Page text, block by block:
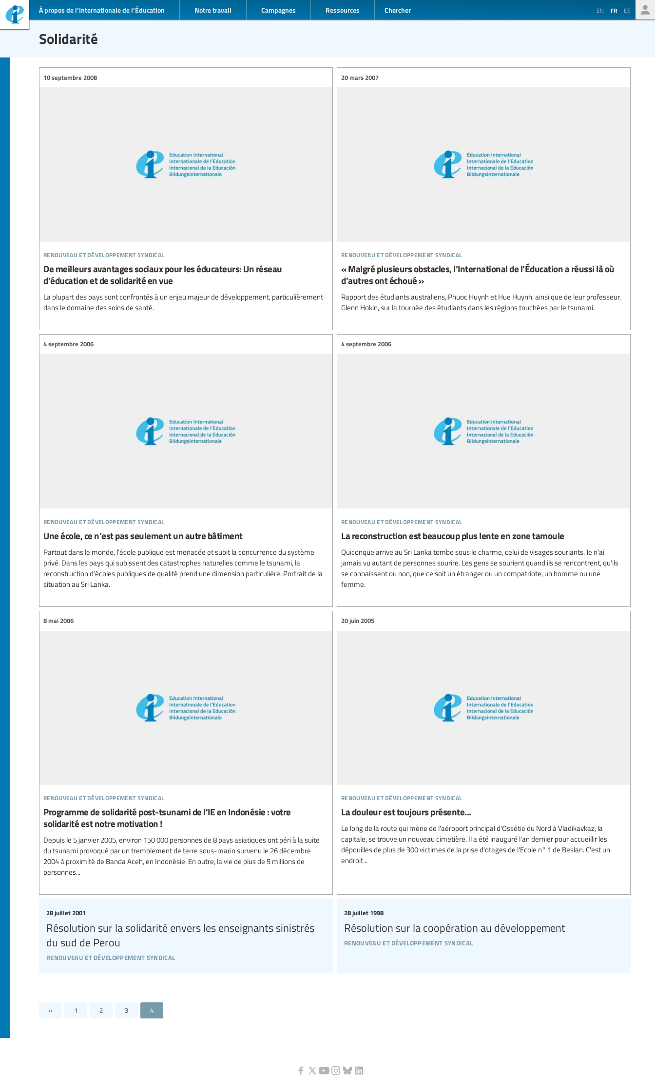
À propos de l’Internationale de l’Éducation Notre travail Campagnes Ressources Chercher EN FR ES
Solidarité
renouveau et développement syndical
10 septembre 2008
De meilleurs avantages sociaux pour les éducateurs: Un réseau
d’éducation et de solidarité en vue
La plupart des pays sont confrontés à un enjeu majeur de développement, particulièrement
dans le domaine des soins de santé.
renouveau et développement syndical
20 mars 2007
« Malgré plusieurs obstacles, l’International de l’Éducation a réussi là où
d’autres ont échoué »
Rapport des étudiants australiens, Phuoc Huynh et Hue Huynh, ainsi que de leur professeur,
Glenn Hokin, sur la tournée des étudiants dans les régions touchées par le tsunami.
renouveau et développement syndical
4 septembre 2006
Une école, ce n’est pas seulement un autre bâtiment
Partout dans le monde, l’école publique est menacée et subit la concurrence du système
privé. Dans les pays qui subissent des catastrophes naturelles comme le tsunami, la
reconstruction d’écoles publiques de qualité prend une dimension particulière. Portrait de la
situation au Sri Lanka.
renouveau et développement syndical
4 septembre 2006
La reconstruction est beaucoup plus lente en zone tamoule
Quiconque arrive au Sri Lanka tombe sous le charme, celui de visages souriants. Je n’ai
jamais vu autant de personnes sourire. Les gens se sourient quand ils se rencontrent, qu’ils
se connaissent ou non, que ce soit un étranger ou un compatriote, un homme ou une
femme.
renouveau et développement syndical
8 mai 2006
Programme de solidarité post-tsunami de l'IE en Indonésie : votre
solidarité est notre motivation !
Depuis le 5 janvier 2005, environ 150 000 personnes de 8 pays asiatiques ont péri à la suite
du tsunami provoqué par un tremblement de terre sous-marin survenu le 26 décembre
2004 à proximité de Banda Aceh, en Indonésie. En outre, la vie de plus de 5 millions de
personnes...
renouveau et développement syndical
20 juin 2005
La douleur est toujours présente...
Le long de la route qui mène de l'aéroport principal d'Ossétie du Nord à Vladikavkaz, la
capitale, se trouve un nouveau cimetière. Il a été inauguré l'an dernier pour accueillir les
dépouilles de plus de 300 victimes de la prise d'otages de l'Ecole n° 1 de Beslan. C'est un
endroit...
renouveau et développement syndical
28 juillet 2001
Résolution sur la solidarité envers les enseignants sinistrés
du sud de Perou
renouveau et développement syndical
28 juillet 1998
Résolution sur la coopération au développement
« 1 2 3 4